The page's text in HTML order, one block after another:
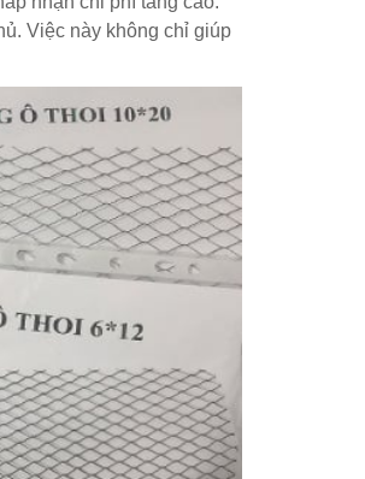
Việc này không chỉ giúp